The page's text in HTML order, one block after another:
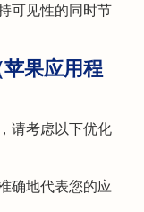
可见性的同时节
果应用程
请考虑以下优化
确地代表您的应